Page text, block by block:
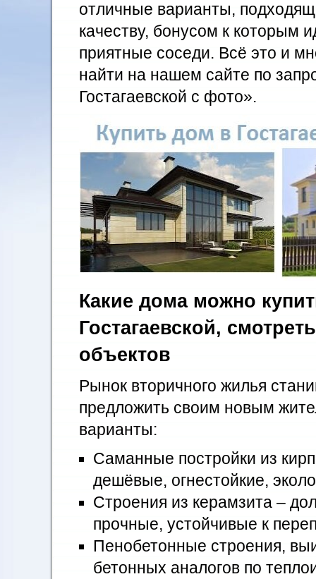
отличные варианты,
качеству, бонусом к которым
приятные соседи. Всё это и
найти на нашем сайте по
Гостагаевской с фото».
Какие дома можно
Гостагаевской,
объектов
Рынок вторичного жилья
предложить своим новым
варианты:
Саманные постройки из
дешёвые, огнестойкие,
Строения из керамзита –
прочные, устойчивые к
Пенобетонные строения,
бетонных аналогов по